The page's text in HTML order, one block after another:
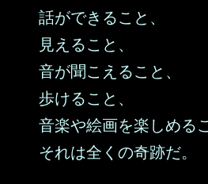
話ができること、
見えること、
音が聞こえること、
歩けること、
音楽や絵画を楽しめる
それは全くの奇跡だ。